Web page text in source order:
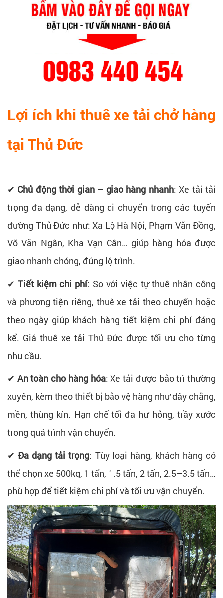
Lợi ích khi thuê xe tải chở hàng
tại Thủ Đức
✔ Chủ động thời gian – giao hàng nhanh: Xe tải tải
trọng đa dạng, dễ dàng di chuyển trong các tuyến
đường Thủ Đức như: Xa Lộ Hà Nội, Phạm Văn Đồng,
Võ Văn Ngân, Kha Vạn Cân… giúp hàng hóa được
giao nhanh chóng, đúng lộ trình.
✔ Tiết kiệm chi phí: So với việc tự thuê nhân công
và phương tiện riêng, thuê xe tải theo chuyến hoặc
theo ngày giúp khách hàng tiết kiệm chi phí đáng
kể. Giá thuê xe tải Thủ Đức được tối ưu cho từng
nhu cầu.
✔ An toàn cho hàng hóa: Xe tải được bảo trì thường
xuyên, kèm theo thiết bị bảo vệ hàng như dây chằng,
mền, thùng kín. Hạn chế tối đa hư hỏng, trầy xước
trong quá trình vận chuyển.
✔Đa dạng tải trọng: Tùy loại hàng, khách hàng có
thể chọn xe 500kg, 1 tấn, 1.5 tấn, 2 tấn, 2.5–3.5 tấn…
phù hợp để tiết kiệm chi phí và tối ưu vận chuyển.